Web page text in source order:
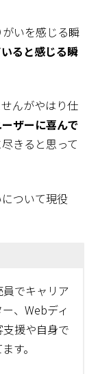
いを感じる瞬
ると感じる瞬
んがやはり仕
ザーに喜んで
尽きると思って
ついて現役
でキャリア
、Webディ
援や自身で
す。